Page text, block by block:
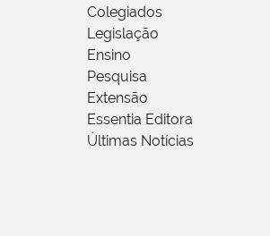
Colegiados
Legislação
Ensino
Pesquisa
Extensão
Essentia Editora
Últimas Notícias